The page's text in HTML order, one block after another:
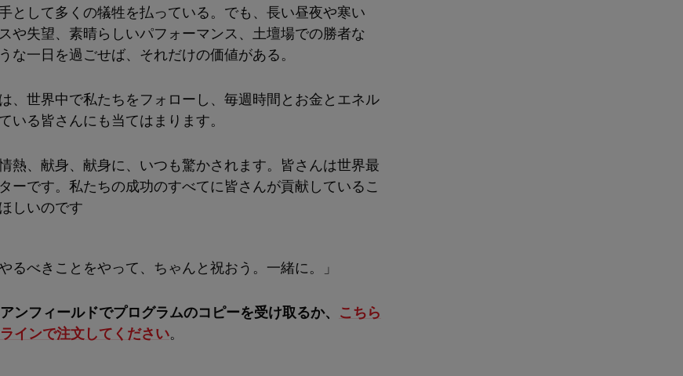
として多くの犠牲を払っている。でも、長い昼夜や寒い
や失望、素晴らしいパフォーマンス、土壇場での勝者な
な一日を過ごせば、それだけの価値がある。
は、世界中で私たちをフォローし、毎週時間とお金とエネル
いる皆さんにも当てはまります。
熱、献身、献身に、いつも驚かされます。皆さんは世界最
ーです。私たちの成功のすべてに皆さんが貢献しているこ
しいのです
るべきことをやって、ちゃんと祝おう。一緒に。」
ンフィールドでプログラムのコピーを受け取るか、 こちら
インで注文してください。